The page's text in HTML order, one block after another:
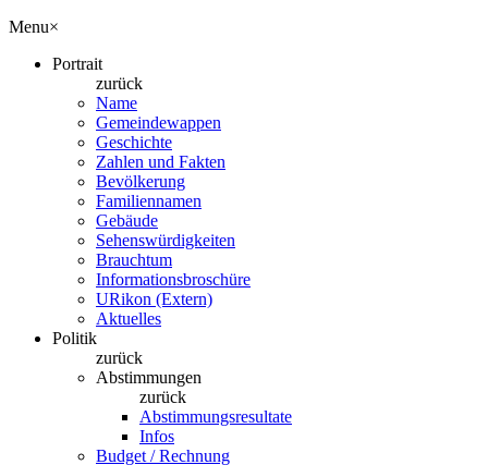
Menu×
Portrait
zurück
Name
Gemeindewappen
Geschichte
Zahlen und Fakten
Bevölkerung
Familiennamen
Gebäude
Sehenswürdigkeiten
Brauchtum
Informationsbroschüre
URikon (Extern)
Aktuelles
Politik
zurück
Abstimmungen
zurück
Abstimmungsresultate
Infos
Budget / Rechnung